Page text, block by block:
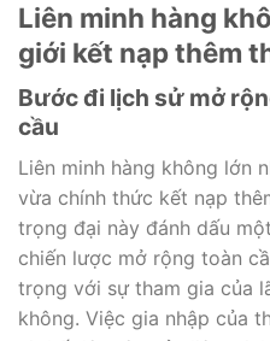
Liên minh hàng
giới kết nạp thêm
Bước đi lịch sử mở
cầu
Liên minh hàng không lớn
vừa chính thức kết nạp
trọng đại này đánh dấu
chiến lược mở rộng toàn
trọng với sự tham gia của
không. Việc gia nhập của